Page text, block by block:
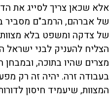
אלא שכאן צריך לסייג את
של אברהם, הרמב"ם מסביר
של צדקה ומשפט בלא
הצליח להעניק לבני ישראל
מצרים שהיו בתוכה,
בעבודה זרה. יהיה זה רק
המצוות, שיעמיד חיסון